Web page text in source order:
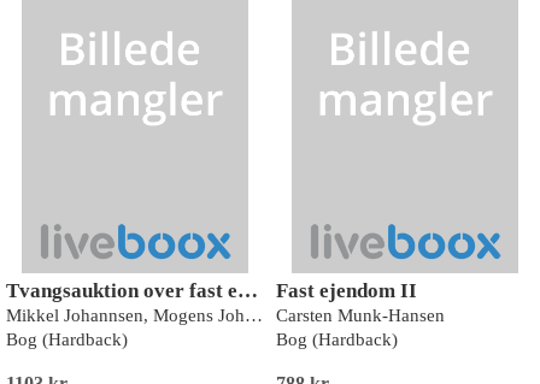
Tvangsauktion over fast ejendom og andelsboliger
Mikkel Johannsen, Mogens Johannsen
Bog (Hardback)
Fast ejendom II
Carsten Munk-Hansen
Bog (Hardback)